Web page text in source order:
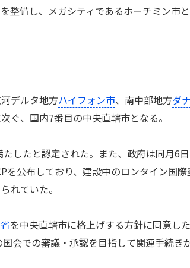
整備し、メガシティであるホーチミン市
デルタ地方ハイフォン市、南中部地方ダ
ぐ、国内7番目の中央直轄市となる。
したと認定された。また、政府は同月6
公布しており、建設中のロンタイン国際
れていた。
を中央直轄市に格上げする方針に同意し
会での審議・承認を目指して関連手続き